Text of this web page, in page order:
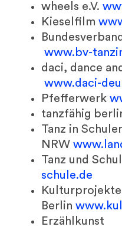
wheels e.V.
Kieselfilm
www.bv-
daci, dance
www.daci-
Pfefferwerk
tanzfähig
Tanz in
NRW
Tanz und
schule.de
Kulturprojekte
Berlin
Erzählkunst